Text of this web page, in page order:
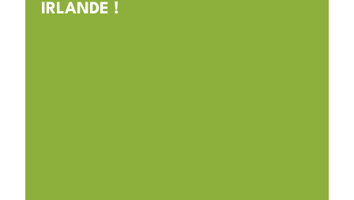
IRLANDE !